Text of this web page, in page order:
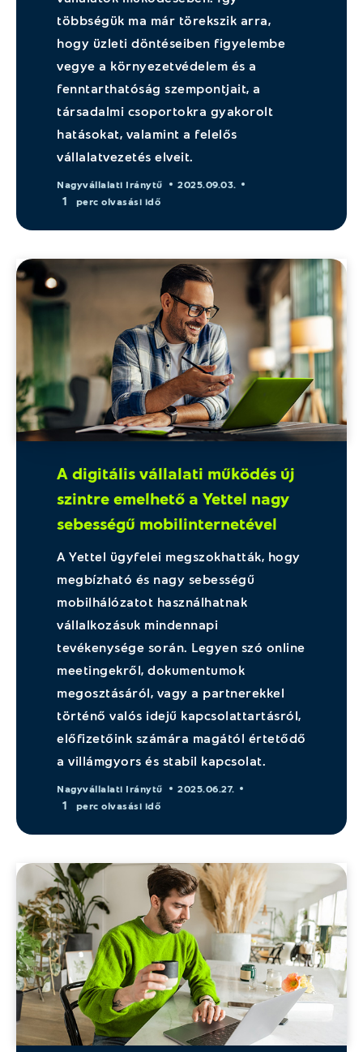
többségük ma már törekszik arra,
hogy üzleti döntéseiben figyelembe
vegye a környezetvédelem és a
fenntarthatóság szempontjait, a
társadalmi csoportokra gyakorolt
hatásokat, valamint a felelős
vállalatvezetés elveit.
Nagyvállalati Iránytű 2025.09.03.
1 perc olvasási idő
A digitális vállalati működés új
szintre emelhető a Yettel nagy
sebességű mobilinternetével
A Yettel ügyfelei megszokhatták, hogy
megbízható és nagy sebességű
mobilhálózatot használhatnak
vállalkozásuk mindennapi
tevékenysége során. Legyen szó online
meetingekről, dokumentumok
megosztásáról, vagy a partnerekkel
történő valós idejű kapcsolattartásról,
előfizetőink számára magától értetődő
a villámgyors és stabil kapcsolat.
Nagyvállalati Iránytű 2025.06.27.
1 perc olvasási idő